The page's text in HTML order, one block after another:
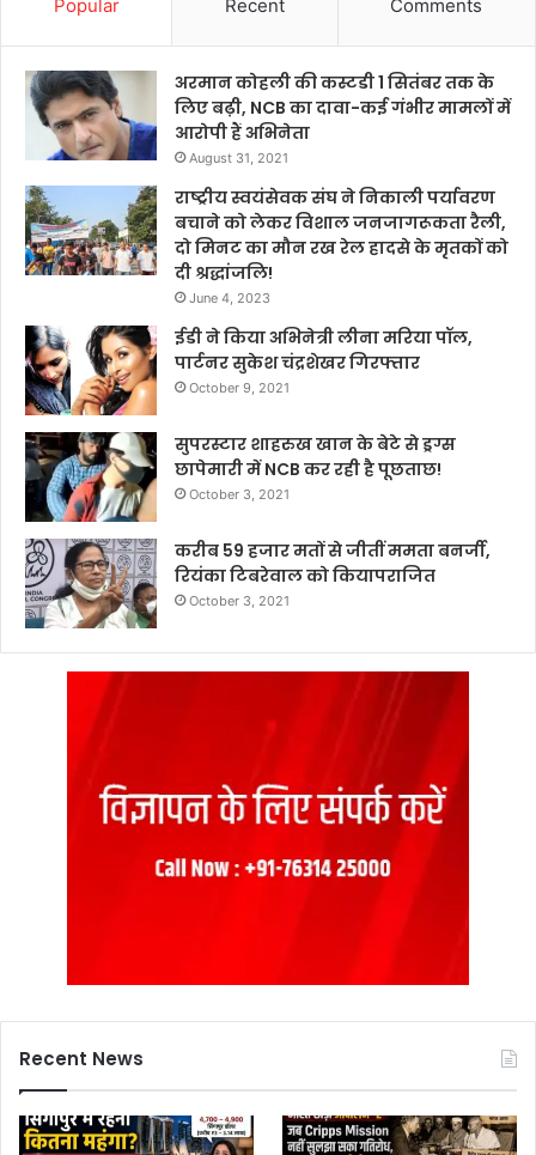
Popular Recent Comments
अरमान कोहली की कस्टडी 1 सितंबर तक के
लिए बढ़ी, NCB का दावा-कई गंभीर मामलों में
आरोपी हैं अभिनेता
August 31, 2021
राष्ट्रीय स्वयंसेवक संघ ने निकाली पर्यावरण
बचाने को लेकर विशाल जनजागरूकता रैली,
दो मिनट का मौन रख रेल हादसे के मृतकों को
दी श्रद्धांजलि!
June 4, 2023
ईडी ने किया अभिनेत्री लीना मरिया पॉल,
पार्टनर सुकेश चंद्रशेखर गिरफ्तार
October 9, 2021
सुपरस्टार शाहरुख खान के बेटे से ड्रग्स
छापेमारी में NCB कर रही है पूछताछ!
October 3, 2021
करीब 59 हजार मतों से जीतीं ममता बनर्जी,
रियंका टिबरेवाल को कियापराजित
October 3, 2021
Recent News